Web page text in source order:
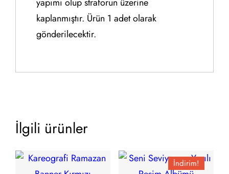
kaplanmıştır. Ürün 1 adet olarak
gönderilecektir.
İlgili ürünler
İndirim!